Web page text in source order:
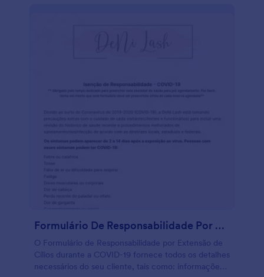
Formulário De Responsabilidade Por Extensão De Cílios Durante A COVID 19
O Formulário de Responsabilidade por Extensão de
Cílios durante a COVID-19 fornece todos os detalhes
necessários do seu cliente, tais como: informações